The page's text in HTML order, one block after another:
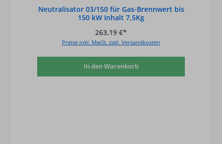
Neutralisator 03/150 für Gas-Brennwert bis
150 kW Inhalt 7,5Kg
263,19 €*
Preise inkl. MwSt. zzgl. Versandkosten
In den Warenkorb